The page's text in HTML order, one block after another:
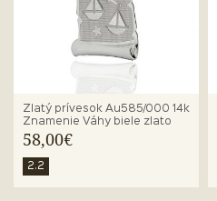
Zlatý prívesok Au585/000 14k
Znamenie Váhy biele zlato
58,00€
2.2